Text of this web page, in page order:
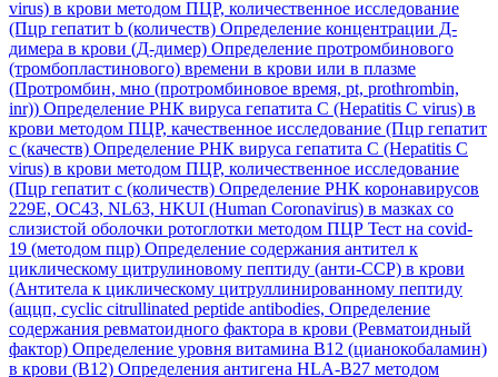
virus) в крови методом ПЦР, количественное исследование
(Пцр гепатит b (количеств) Определение концентрации Д-
димера в крови (Д-димер) Определение протромбинового
(тромбопластинового) времени в крови или в плазме
(Протромбин, мно (протромбиновое время, pt, prothrombin,
inr)) Определение РНК вируса гепатита C (Hepatitis C virus) в
крови методом ПЦР, качественное исследование (Пцр гепатит
с (качеств) Определение РНК вируса гепатита C (Hepatitis C
virus) в крови методом ПЦР, количественное исследование
(Пцр гепатит с (количеств) Определение РНК коронавирусов
229E, OC43, NL63, HKUI (Human Coronavirus) в мазках со
слизистой оболочки ротоглотки методом ПЦР Тест на covid-
19 (методом пцр) Определение содержания антител к
циклическому цитрулиновому пептиду (анти-ССР) в крови
(Антитела к циклическому цитруллинированному пептиду
(аццп, cyclic citrullinated peptide antibodies, Определение
содержания ревматоидного фактора в крови (Ревматоидный
фактор) Определение уровня витамина В12 (цианокобаламин)
в крови (В12) Определения антигена HLA-B27 методом